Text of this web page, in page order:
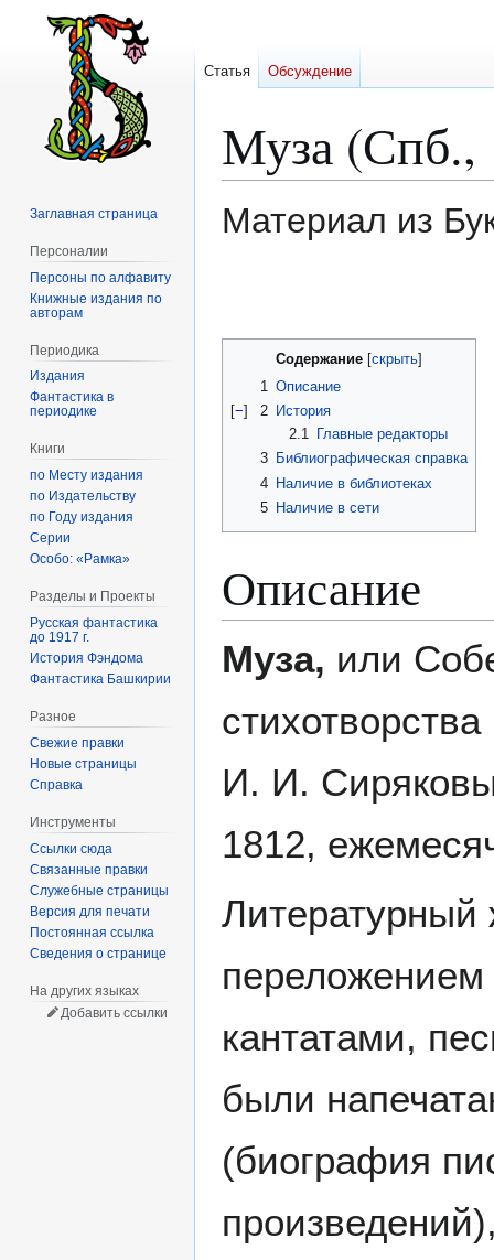
Муза (Спб.,
Материал из
Содержание
1 Описание
[−] 2
История
2.1
Главные редакторы
3
Библиографическая справка
4 Наличие в библиотеках
5
Наличие в сети
Описание
Муза, или
И. И.
1812,
Литературный
кантатами,
были
(биография
Статья Обсуждение
Заглавная страница
Персоналии
Персоны по алфавиту
Книжные издания по
авторам
Периодика
Издания
Фантастика в
периодике
Книги
по Месту издания
по Издательству
по Году издания
Серии
Особо: «Рамка»
Разделы и Проекты
Русская фантастика
до 1917 г.
История Фэндома
Фантастика Башкирии
Разное
Свежие правки
Новые страницы
Справка
Инструменты
Ссылки сюда
Связанные правки
Служебные страницы
Версия для печати
Постоянная ссылка
Сведения о странице
На других языках
Добавить ссылки